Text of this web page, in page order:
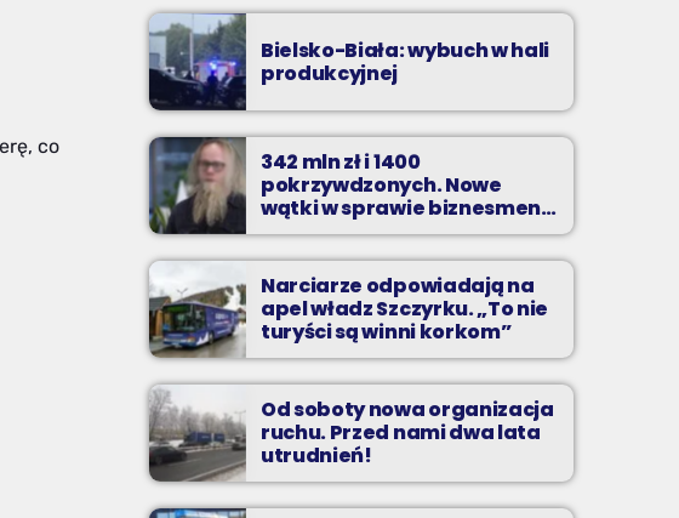
co
Bielsko-Biała: wybuch w hali
produkcyjnej
342 mln zł i 1400
pokrzywdzonych. Nowe
wątki w sprawie biznesmena
z Bielska-Białej
Narciarze odpowiadają na
apel władz Szczyrku. „To nie
turyści są winni korkom”
Od soboty nowa organizacja
ruchu. Przed nami dwa lata
utrudnień!